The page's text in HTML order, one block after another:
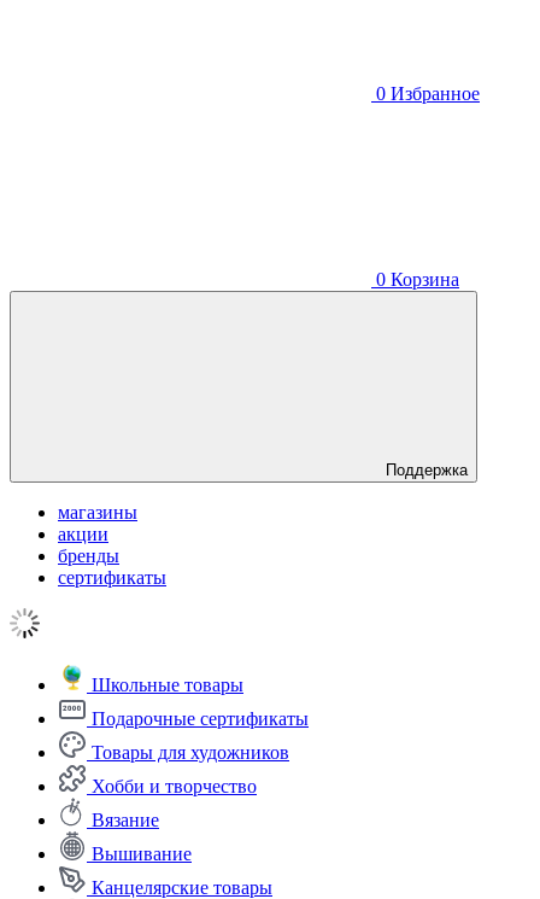
0 Избранное
0 Корзина
Поддержка
магазины
акции
бренды
сертификаты
Школьные товары
Подарочные сертификаты
Товары для художников
Хобби и творчество
Вязание
Вышивание
Канцелярские товары